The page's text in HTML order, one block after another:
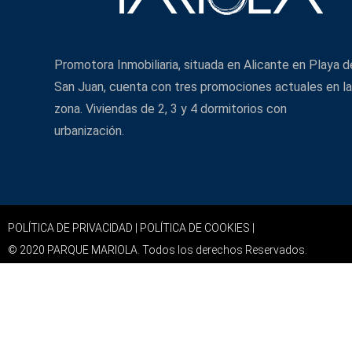
Promotora Inmobiliaria, situada en Alicante en Playa
San Juan, cuenta con tres promociones actuales en la
zona. Viviendas de 2, 3 y 4 dormitorios con
urbanización.
POLÍTICA DE PRIVACIDAD |
POLÍTICA DE COOKIES |
© 2020 PARQUE MARIOLA. Todos los derechos Reservados.